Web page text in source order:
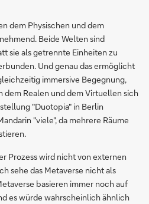
dem Physischen und dem
Beide Welten sind
sie als getrennte Einheiten zu
Und genau das ermöglicht
immersive Begegnung,
dem Realen und dem Virtuellen sich
"Duotopia" in Berlin
"viele", da mehrere Räume
Prozess wird nicht von externen
sehe das Metaverse nicht als
basieren immer noch auf
es würde wahrscheinlich ähnlich